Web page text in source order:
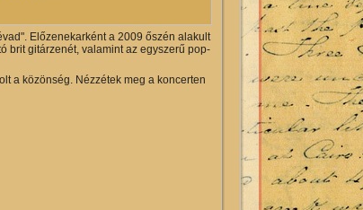
Előzenekarként a 2009 őszén alakult
brit gitárzenét, valamint az egyszerű pop-
a közönség. Nézzétek meg a koncerten